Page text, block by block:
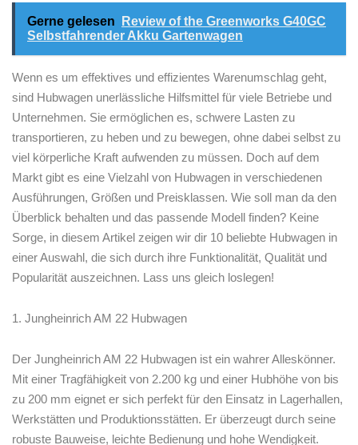
Gerne gelesen
Review of the Greenworks G40GC
Selbstfahrender Akku Gartenwagen
Wenn es um effektives und effizientes Warenumschlag geht,
sind Hubwagen unerlässliche Hilfsmittel für viele Betriebe und
Unternehmen. Sie ermöglichen es, schwere​ Lasten zu
transportieren, zu ⁤heben und zu bewegen, ohne dabei selbst zu
viel ‍körperliche Kraft aufwenden zu müssen. Doch⁣ auf dem
Markt ⁤gibt es eine Vielzahl von‌ Hubwagen in verschiedenen
Ausführungen, Größen und Preisklassen. Wie soll man da den
Überblick behalten und das passende Modell finden? Keine
Sorge, in diesem Artikel zeigen wir dir⁣ 10 beliebte Hubwagen in
einer Auswahl, die sich durch ihre Funktionalität, Qualität und
‌Popularität​ auszeichnen. Lass⁤ uns gleich loslegen!
1. Jungheinrich AM 22 Hubwagen
Der Jungheinrich AM 22 Hubwagen ist ein wahrer Alleskönner.
Mit einer Tragfähigkeit von 2.200‌ kg ⁤und ⁢einer Hubhöhe von bis
zu 200 mm eignet er sich perfekt für den Einsatz​ in Lagerhallen,
⁤Werkstätten und Produktionsstätten. Er überzeugt durch seine
robuste Bauweise, leichte Bedienung und hohe Wendigkeit.